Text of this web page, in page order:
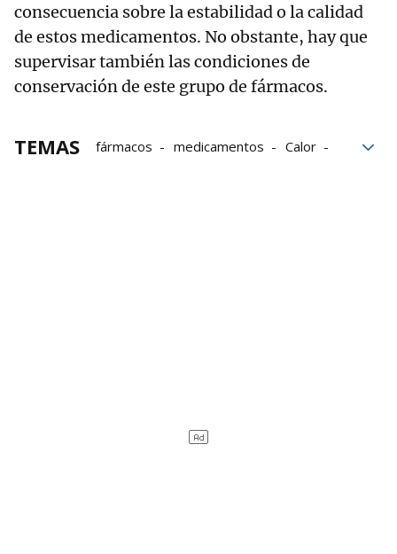
consecuencia sobre la estabilidad o la calidad
de estos medicamentos. No obstante, hay que
supervisar también las condiciones de
conservación de este grupo de fármacos.
TEMAS fármacos medicamentos
Calor